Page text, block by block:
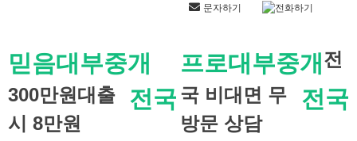
문자하기 전화하기
믿음대부중개
전국
300만원대출
시 8만원
프로대부중개
전국
전
국 비대면 무
방문 상담